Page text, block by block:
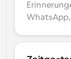
WhatsApp,